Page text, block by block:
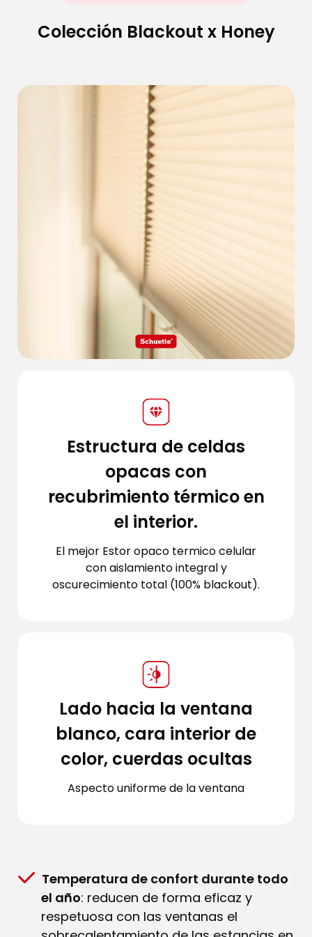
Colección Blackout x Honey
Estructura de celdas
opacas con
recubrimiento térmico en
el interior.
El mejor Estor opaco termico celular
con aislamiento integral y
oscurecimiento total (100% blackout).
Lado hacia la ventana
blanco, cara interior de
color, cuerdas ocultas
Aspecto uniforme de la ventana
Temperatura de confort durante todo
el año: reducen de forma eficaz y
respetuosa con las ventanas el